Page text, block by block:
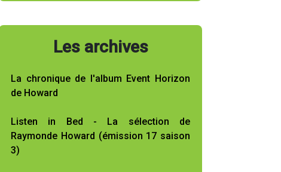
Les archives
La chronique de l'album Event Horizon
de Howard
Listen in Bed - La sélection de
Raymonde Howard (émission 17 saison
3)